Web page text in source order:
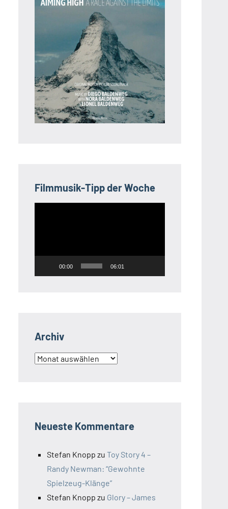
Filmmusik-Tipp der Woche
00:00 06:01
Archiv
Archiv
Neueste Kommentare
Stefan Knopp zu Toy Story 4 –
Randy Newman: “Gewohnte
Spielzeug-Klänge”
Stefan Knopp zu Glory – James